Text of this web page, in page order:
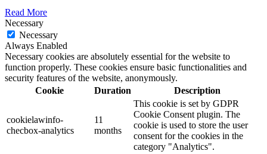
Read More
Necessary
Necessary
Always Enabled
Necessary cookies are absolutely essential for the website to
function properly. These cookies ensure basic functionalities and
security features of the website, anonymously.
Cookie
Duration Description
cookielawinfo-
checbox-analytics
11
months
This cookie is set by GDPR
Cookie Consent plugin. The
cookie is used to store the user
consent for the cookies in the
category "Analytics".